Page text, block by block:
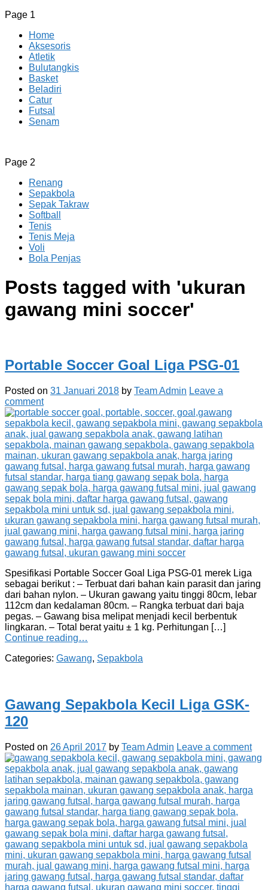
Page 1
Home
Aksesoris
Atletik
Bulutangkis
Basket
Beladiri
Catur
Futsal
Senam
CV JAYA BERSAMA Co Id
Menyediakan Semua Perlengkapan Olahraga Yang
Page 2
Renang
Sepakbola
Sepak Takraw
Softball
Tenis
Tenis Meja
Voli
Bola Penjas
Posts tagged with 'ukuran
gawang mini soccer'
Portable Soccer Goal Liga PSG-01
Posted on 31 Januari 2018 by Team Admin Leave a
comment
Spesifikasi Portable Soccer Goal Liga PSG-01 merek Liga
sebagai berikut : – Terbuat dari bahan kain parasit dan jaring
dari bahan nylon. – Ukuran gawang yaitu tinggi 80cm, lebar
112cm dan kedalaman 80cm. – Rangka terbuat dari baja
pegas. – Gawang bisa melipat menjadi kecil berbentuk
lingkaran. – Total berat yaitu ± 1 kg. Perhitungan […]
Continue reading…
Categories: Gawang, Sepakbola
Gawang Sepakbola Kecil Liga GSK-
120
Posted on 26 April 2017 by Team Admin Leave a comment